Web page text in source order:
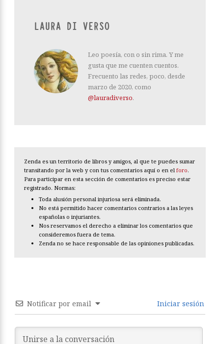
LAURA DI VERSO
Leo poesía, con o sin rima. Y me
gusta que me cuenten cuentos.
Frecuento las redes, poco, desde
marzo de 2020, como
@lauradiverso.
Zenda es un territorio de libros y amigos, al que te puedes sumar
transitando por la web y con tus comentarios aquí o en el foro.
Para participar en esta sección de comentarios es preciso estar
registrado. Normas:
Toda alusión personal injuriosa será eliminada.
No está permitido hacer comentarios contrarios a las leyes
españolas o injuriantes.
Nos reservamos el derecho a eliminar los comentarios que
consideremos fuera de tema.
Zenda no se hace responsable de las opiniones publicadas.
Notificar por email Iniciar sesión